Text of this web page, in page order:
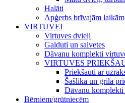
Halāti
Apģerbs brīvajām laikām
VIRTUVEI
Virtuves dvieļi
Galduti un salvetes
Dāvanu komplekti
VIRTUVES
Priekšauti ar
Šašlika un grila
Dāvanu
Bērniem/grūtniecēm